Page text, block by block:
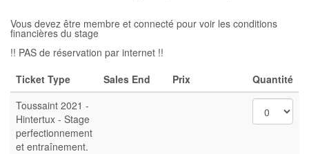
Vous devez être membre et connecté pour voir les conditions
financières du stage
!! PAS de réservation par internet !!
Ticket Type
Sales End Prix
Quantité
Toussaint 2021 -
Hintertux - Stage
perfectionnement
et entraînement.